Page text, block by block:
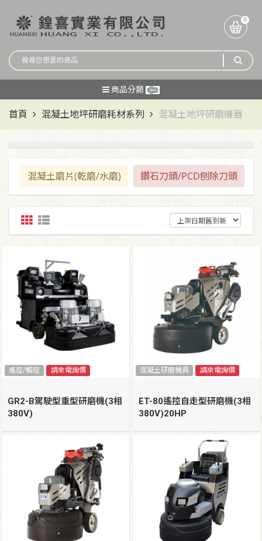
0
商品分類
首頁 混凝土地坪研磨耗材系列 混凝土地坪研磨機器
混凝土磨片(乾磨/水磨) 鑽石刀頭/PCD刨除刀頭
遙控/觸控 請來電詢價
GR2-B駕駛型重型研磨機(3相
380V)
混凝土研磨機具 請來電詢價
ET-80遙控自走型研磨機(3相
380V)20HP